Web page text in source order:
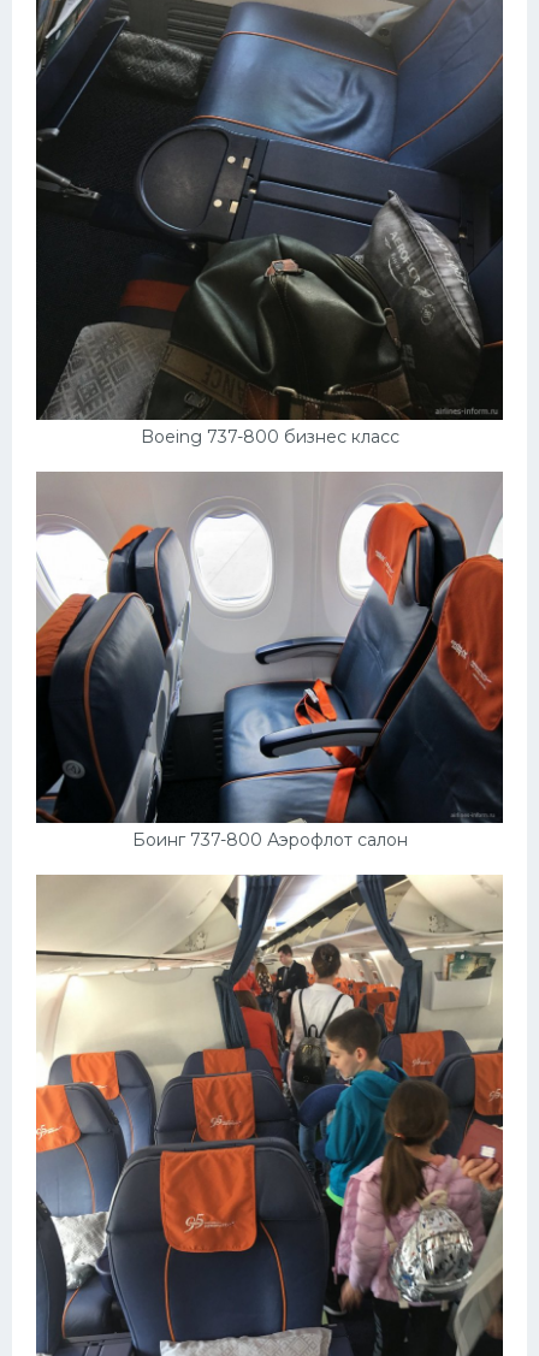
Boeing 737-800 бизнес класс
Боинг 737-800 Аэрофлот салон
Подводные лодки
Митсубиси
Киа
Танки
Крайслер
Корабли
Комплектующие
Тойота
Вертолеты
Мазда
Самокаты
Велосипеды
Прогулочные суда
Хендай
Автобусы
Хонда
Грузовики
Шевроле
УАЗ
Кадиллак
Автокемпер
Феррари
Поезда
Мотоциклы